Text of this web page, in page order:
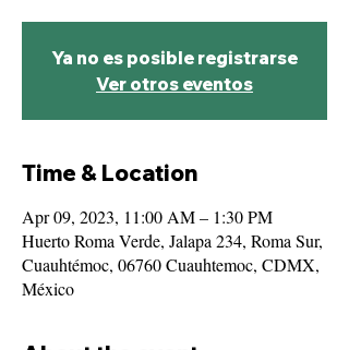
Ya no es posible registrarse
Ver otros eventos
Time & Location
Apr 09, 2023, 11:00 AM – 1:30 PM
Huerto Roma Verde, Jalapa 234, Roma Sur,
Cuauhtémoc, 06760 Cuauhtemoc, CDMX,
México